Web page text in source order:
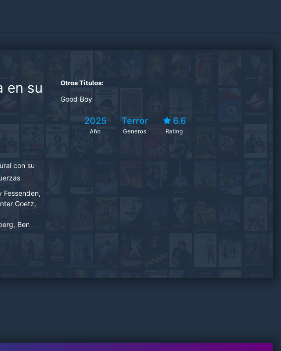
en su
con su
a su
debe
Fessenden,
Goetz,
Ben
Otros Titulos:
Good Boy
2025
Año
Terror
Generos
6.6
Rating